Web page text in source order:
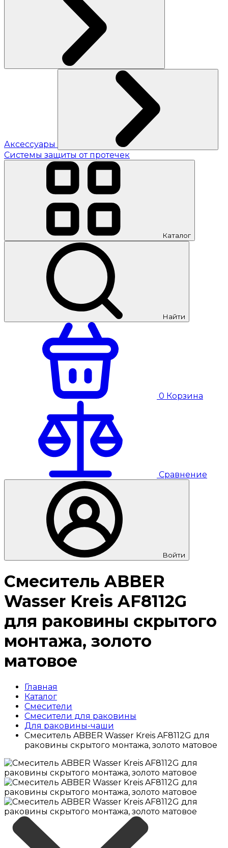
Аксессуары
Системы защиты от протечек
Каталог
Найти
0 Корзина
Сравнение
Войти
Смеситель ABBER
Wasser Kreis AF8112G
для раковины скрытого
монтажа, золото
матовое
Главная
Каталог
Смесители
Смесители для раковины
Для раковины-чаши
Смеситель ABBER Wasser Kreis AF8112G для
раковины скрытого монтажа, золото матовое